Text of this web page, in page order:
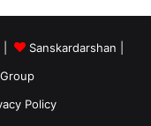
| Sanskardarshan
Policy